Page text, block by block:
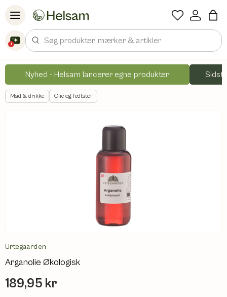
Spring til indhold
1
Søg
Nyhed - Helsam lancerer egne produkter
Mad & drikke Olie og fedtstof
Urtegaarden
Arganolie Økologisk
189,95 kr